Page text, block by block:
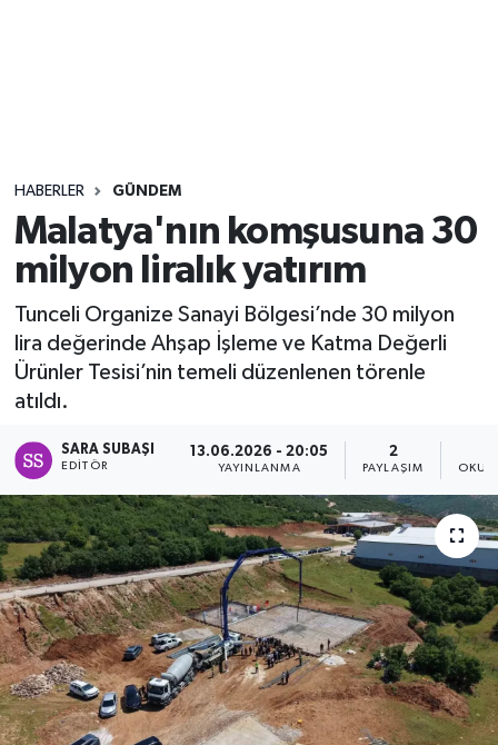
HABERLER GÜNDEM
Malatya'nın komşusuna 30
milyon liralık yatırım
Tunceli Organize Sanayi Bölgesi’nde 30 milyon
lira değerinde Ahşap İşleme ve Katma Değerli
Ürünler Tesisi’nin temeli düzenlenen törenle
atıldı.
SARA SUBAŞI
EDITÖR
13.06.2026 - 20:05
YAYINLANMA
2
PAYLAŞIM
Yaşam